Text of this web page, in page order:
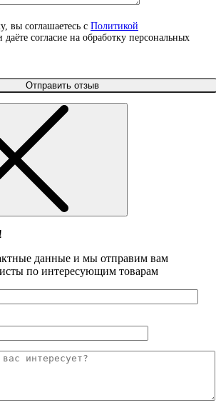
вы соглашаетесь с Политикой
даёте согласие на обработку персональных
данные и мы отправим вам
по интересующим товарам